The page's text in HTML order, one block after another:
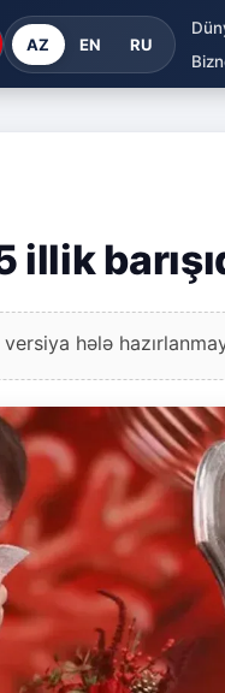
AZ EN RU
illik
hələ